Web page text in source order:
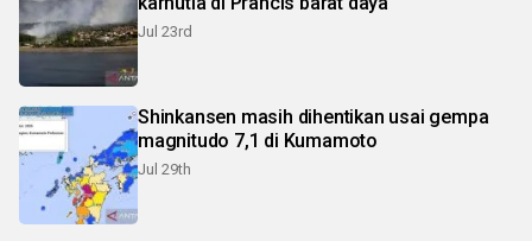
Jul 23rd
Shinkansen masih dihentikan usai gempa
magnitudo 7,1 di Kumamoto
Jul 29th